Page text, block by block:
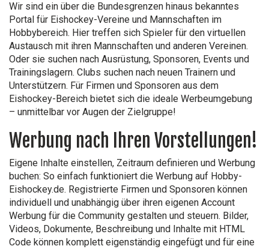
Wir sind ein über die Bundesgrenzen hinaus bekanntes
Portal für Eishockey-Vereine und Mannschaften im
Hobbybereich. Hier treffen sich Spieler für den virtuellen
Austausch mit ihren Mannschaften und anderen Vereinen.
Oder sie suchen nach Ausrüstung, Sponsoren, Events und
Trainingslagern. Clubs suchen nach neuen Trainern und
Unterstützern. Für Firmen und Sponsoren aus dem
Eishockey-Bereich bietet sich die ideale Werbeumgebung
– unmittelbar vor Augen der Zielgruppe!
Werbung nach Ihren Vorstellungen!
Eigene Inhalte einstellen, Zeitraum definieren und Werbung
buchen: So einfach funktioniert die Werbung auf Hobby-
Eishockey.de. Registrierte Firmen und Sponsoren können
individuell und unabhängig über ihren eigenen Account
Werbung für die Community gestalten und steuern. Bilder,
Videos, Dokumente, Beschreibung und Inhalte mit HTML
Code können komplett eigenständig eingefügt und für eine